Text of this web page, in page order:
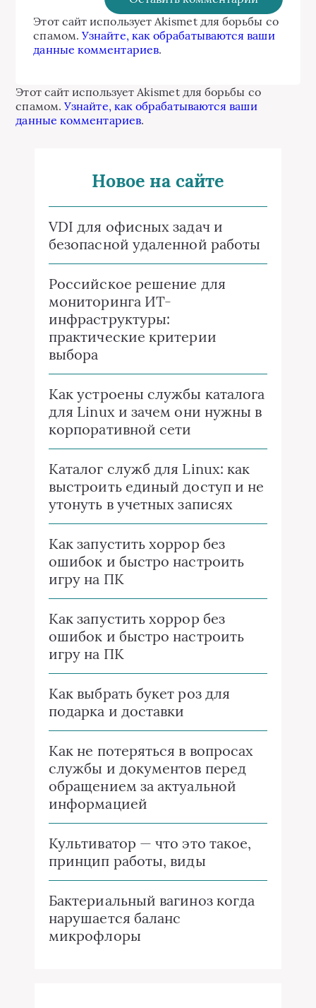
Этот сайт использует Akismet для борьбы со
спамом.Узнайте, как обрабатываются ваши
данные комментариев.
Этот сайт использует Akismet для борьбы со
спамом.Узнайте, как обрабатываются ваши
данные комментариев.
Новое на сайте
VDI для офисных задач и
безопасной удаленной работы
Российское решение для
мониторинга ИТ-
инфраструктуры:
практические критерии
выбора
Как устроены службы каталога
для Linux и зачем они нужны в
корпоративной сети
Каталог служб для Linux: как
выстроить единый доступ и не
утонуть в учетных записях
Как запустить хоррор без
ошибок и быстро настроить
игру на ПК
Как запустить хоррор без
ошибок и быстро настроить
игру на ПК
Как выбрать букет роз для
подарка и доставки
Как не потеряться в вопросах
службы и документов перед
обращением за актуальной
информацией
Культиватор — что это такое,
принцип работы, виды
Бактериальный вагиноз когда
нарушается баланс
микрофлоры